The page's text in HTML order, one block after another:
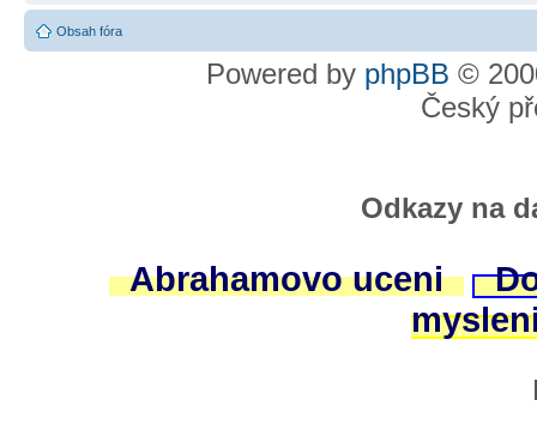
Obsah fóra
Powered by phpBB ©
Český
Odkazy na
Abrahamovo uceni